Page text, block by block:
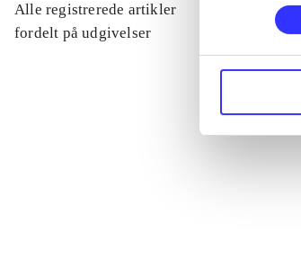
Alle registrerede artikler
fordelt på udgivelser